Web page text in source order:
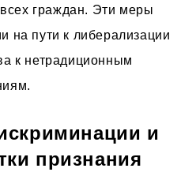
граждан. Эти меры
на пути к либерализации
к нетрадиционным
и
признания